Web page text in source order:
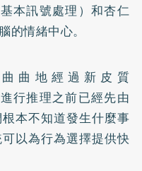
本訊號處理）和杏仁
的情緒中心。
曲地經過新皮質
行推理之前已經先由
本不知道發生什麼事
以為行為選擇提供快